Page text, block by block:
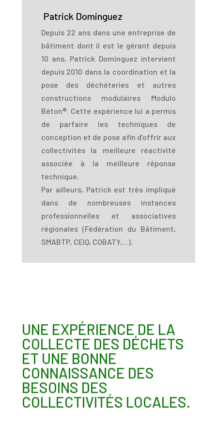
Patrick Dominguez
Depuis 22 ans dans une entreprise de
bâtiment dont il est le gérant depuis
10 ans, Patrick Dominguez intervient
depuis 2010 dans la coordination et la
pose des déchèteries et autres
constructions modulaires Modulo
Béton®. Cette expérience lui a permis
de parfaire les techniques de
conception et de pose afin d’offrir aux
collectivités la meilleure réactivité
associée à la meilleure réponse
technique.
Par ailleurs, Patrick est très impliqué
dans de nombreuses instances
professionnelles et associatives
régionales (Fédération du Bâtiment,
SMABTP, CEIQ, COBATY,…).
UNE EXPÉRIENCE DE LA
COLLECTE DES DÉCHETS
ET UNE BONNE
CONNAISSANCE DES
BESOINS DES
COLLECTIVITÉS LOCALES.